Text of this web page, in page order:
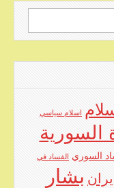
اسلام سياسي
السورية
السوري الفساد في
بشار